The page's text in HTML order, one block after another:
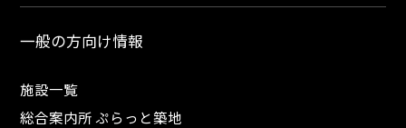
一般の方向け情報
施設一覧
総合案内所 ぷらっと築地